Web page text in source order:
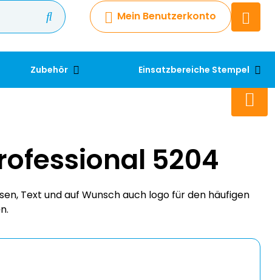
Mein Benutzerkonto
Zubehör Einsatzbereiche Stempel
Chatbot
Chatten Sie 24/7 mit unserem
+49 2038 0480 403
5204
Text und auf Wunsch auch logo für den häufigen